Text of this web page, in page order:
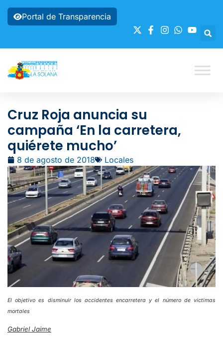
Portal de Transparencia
Cruz Roja anuncia su
campaña ‘En la carretera,
quiérete mucho’
8 de agosto de 2018 Locales
El objetivo es disminuir los accidentes encarretera y el número de víctimas
mortales
Gabriel Jaime